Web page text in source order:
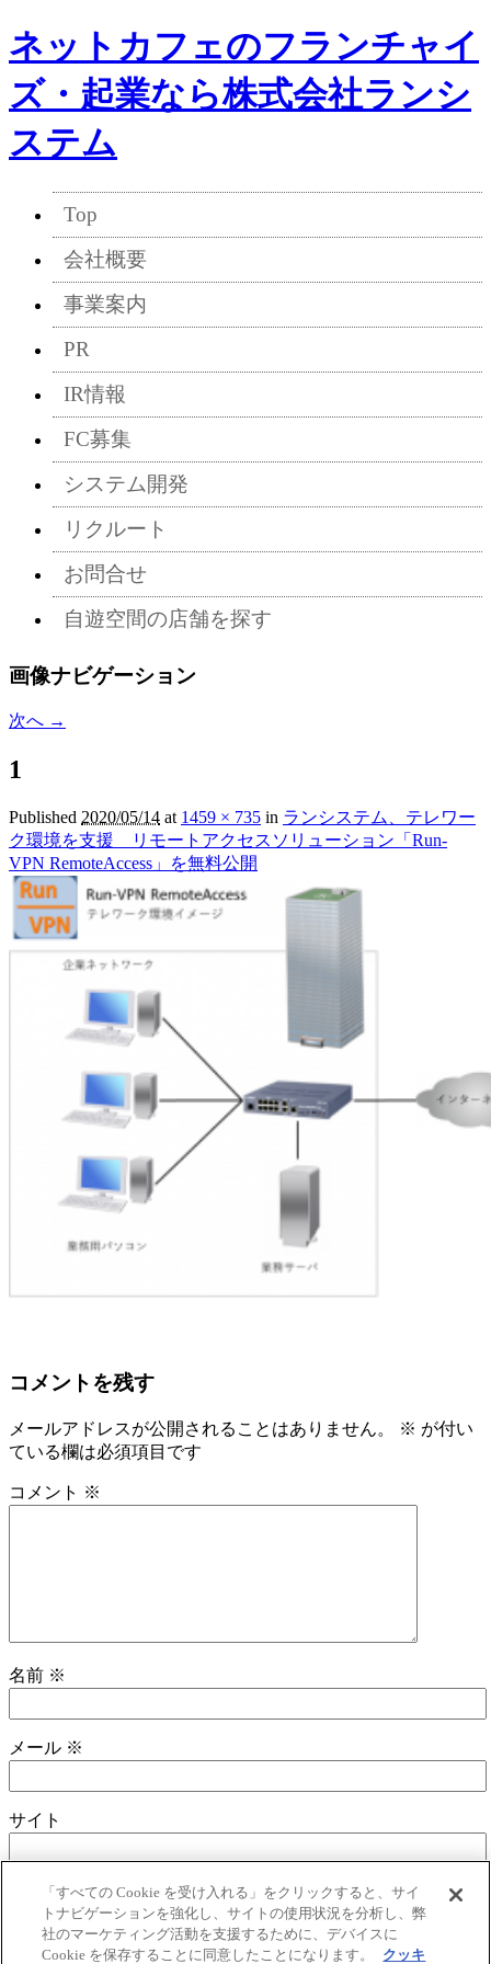
ネットカフェのフランチャイ
ズ・起業なら株式会社ランシ
ステム
Top
会社概要
事業案内
PR
IR情報
FC募集
システム開発
リクルート
お問合せ
自遊空間の店舗を探す
画像ナビゲーション
次へ →
1
Published 2020/05/14 at 1459 × 735 in ランシステム、テレワー
ク環境を支援 リモートアクセスソリューション「Run-
VPN RemoteAccess」を無料公開
コメントを残す
メールアドレスが公開されることはありません。 ※ が付い
ている欄は必須項目です
コメント ※
名前 ※
メール ※
サイト
次回のコメントで使用するためブラウザーに自分の名
前、メールアドレス、サイトを保存する。
「すべての Cookie を受け入れる」をクリックすると、サイ
トナビゲーションを強化し、サイトの使用状況を分析し、弊
社のマーケティング活動を支援するために、デバイスに
Cookie を保存することに同意したことになります。
クッキ